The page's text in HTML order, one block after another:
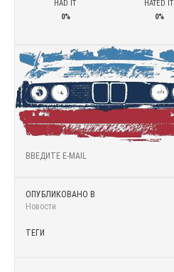
HAD IT
0%
HATED IT
0%
ОПУБЛИКОВАНО В
Новости
ТЕГИ